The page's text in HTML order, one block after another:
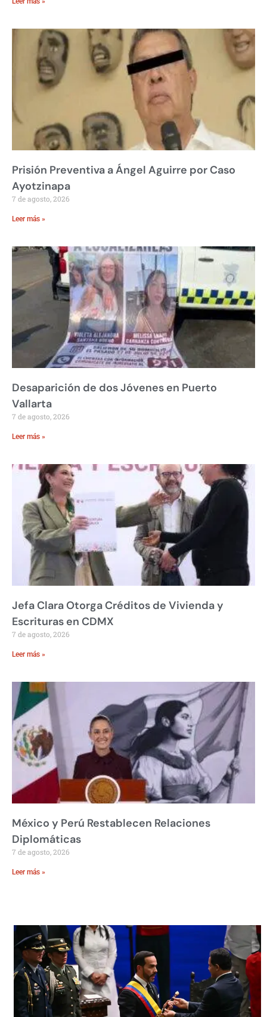
Prisión Preventiva a Ángel Aguirre por Caso
Ayotzinapa
7 de agosto, 2026
Leer más »
Desaparición de dos Jóvenes en Puerto
Vallarta
7 de agosto, 2026
Leer más »
Jefa Clara Otorga Créditos de Vivienda y
Escrituras en CDMX
7 de agosto, 2026
Leer más »
México y Perú Restablecen Relaciones
Diplomáticas
7 de agosto, 2026
Leer más »